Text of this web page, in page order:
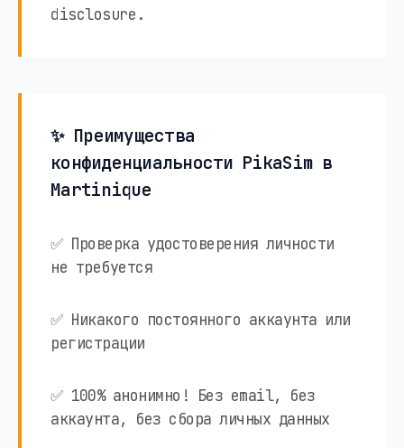
disclosure.
✨ Преимущества
конфиденциальности PikaSim в
Martinique
✅ Проверка удостоверения личности
не требуется
✅ Никакого постоянного аккаунта или
регистрации
✅ 100% анонимно! Без email, без
аккаунта, без сбора личных данных